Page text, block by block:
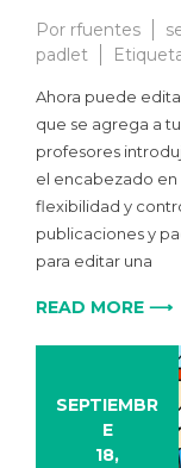
Por rfuentes
padlet
Ahora puede
que se agrega a
profesores
el encabezado en
flexibilidad y
publicaciones y
para editar una
READ MORE ⟶
SEPTIEMBR
E
18,